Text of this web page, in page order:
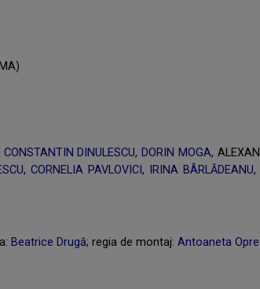
CONSTANTIN DINULESCU, DORIN MOGA,
, CORNELIA PAVLOVICI , IRINA BÂRLĂDEANU,
Beatrice Drugă; regia de montaj: Antoaneta